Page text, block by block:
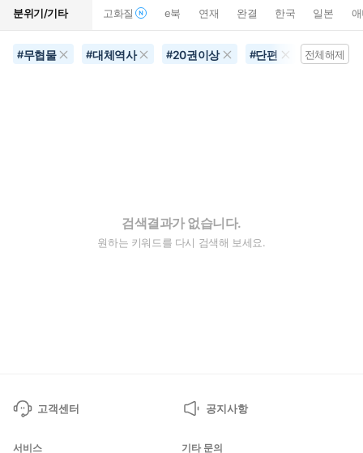
분위기/기타 고화질 e북 연재 완결 한국 일본
#무협물 #대체역사 #20권이상 #단편 #시대/역
전체해제
검색결과가 없습니다.
원하는 키워드를 다시 검색해 보세요.
고객센터 공지사항
서비스 기타 문의